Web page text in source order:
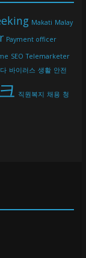
Makati Malay
Payment officer
SEO Telemarketer
바이러스 생활 안전
직원복지 채용 청